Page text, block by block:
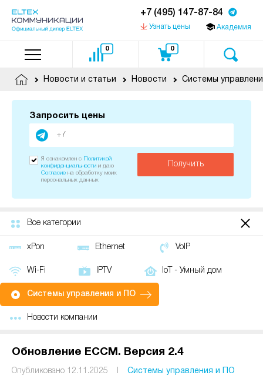
+7 (495) 147-87-84
Узнать цены Академия
0 0
Новости и статьи Новости Системы
Запросить цены
Получить
Я ознакомлен с
Политикой
конфиденциальности и даю
Согласие на обработку моих
персональных данных
Все категории
xPon Ethernet VoIP
Wi-Fi IPTV IoT - Умный дом
Системы управления и ПО
Новости компании
Обновление ECCM. Версия 2.4
Опубликовано 12.11.2025
Системы управления и ПО